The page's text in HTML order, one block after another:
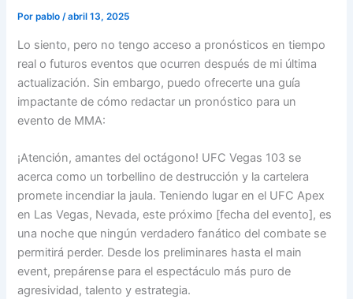
Porpablo/abril 13, 2025
Lo siento, pero no tengo acceso a pronósticos en tiempo
real o futuros eventos que ocurren después de mi última
actualización. Sin embargo, puedo ofrecerte una guía
impactante de cómo redactar un pronóstico para un
evento de MMA:
¡Atención, amantes del octágono! UFC Vegas 103 se
acerca como un torbellino de destrucción y la cartelera
promete incendiar la jaula. Teniendo lugar en el UFC Apex
en Las Vegas, Nevada, este próximo [fecha del evento], es
una noche que ningún verdadero fanático del combate se
permitirá perder. Desde los preliminares hasta el main
event, prepárense para el espectáculo más puro de
agresividad, talento y estrategia.